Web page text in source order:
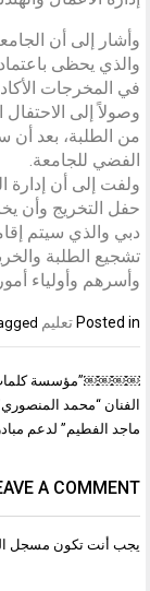
وأشار إلى أن
والذي يحظى
في المخرجات
وصولاً إلى الاحتفال
من الطلبة، بعد أن
الفضي للجامعة.
ولفت إلى أن إدارة
حفل التخريج وأن
دبي والذي سيتم
تشجيع الطلبة
وأسرهم وأولياء
Posted in تعليم
تصفّح
المقالات
￼￼￼￼”مؤسسة
الفنان “محمد
ماجد الفطيم” لدعم
A COMMENT
يجب أنت تكون مسجل